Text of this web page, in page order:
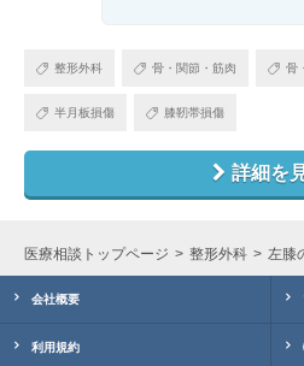
整形外科 骨・関節・筋肉 骨
半月板損傷 膝靭帯損傷
詳細を
医療相談トップページ 整形外科 左膝
会社概要
利用規約